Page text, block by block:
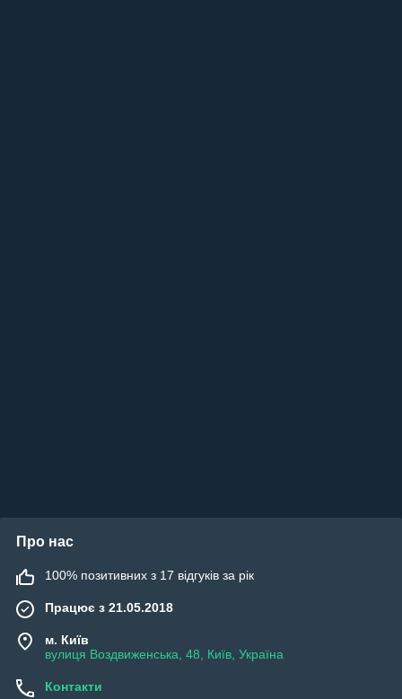
Про нас
100% позитивних з 17 відгуків за рік
Працює з 21.05.2018
м. Київ
вулиця Воздвиженська, 48, Київ, Україна
Контакти